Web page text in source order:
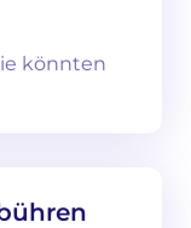
könnten